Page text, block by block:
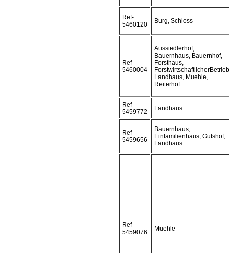
Ref-
5460120
Burg, Schloss
Ref-
5460004
Aussiedlerhof,
Bauernhaus, Bauernhof,
Forsthaus,
Landhaus, Muehle,
Reiterhof
Ref-
5459772
Landhaus
Ref-
5459656
Bauernhaus,
Einfamilienhaus, Gutshof,
Landhaus
Ref-
5459076
Muehle